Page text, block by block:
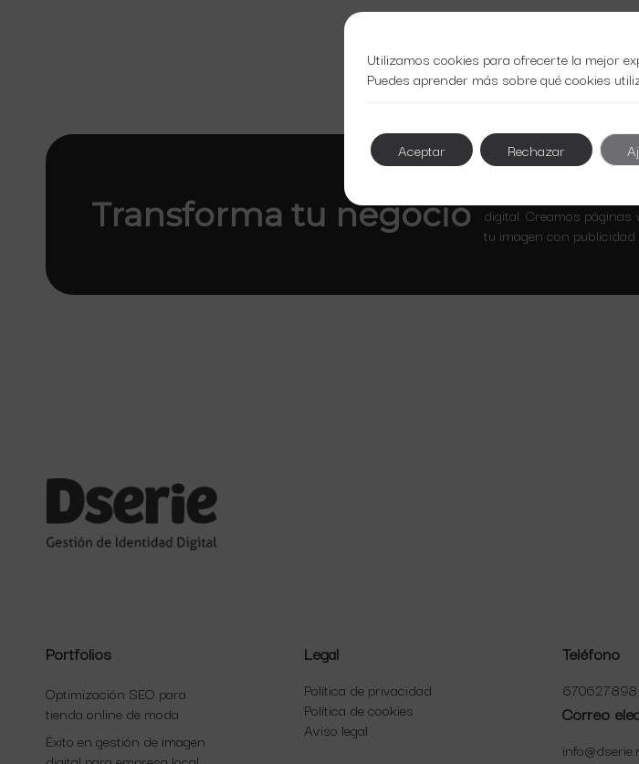
Transforma tu negocio
digital. Creamos
tu imagen con publicidad
Portfolios
Optimización SEO para
tienda online de moda
Éxito en gestión de imagen
Legal
Política de privacidad
Política de cookies
Aviso legal
Teléfono
670627898
Correo
Utilizamos cookies para ofrecerte la mejor
Puedes aprender más sobre qué cookies
Aceptar Rechazar